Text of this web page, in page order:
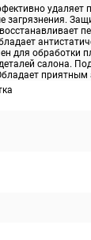
удаляет
загрязнения.
для обработки
салона.
приятным